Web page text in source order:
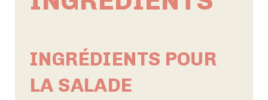
INGRÉDIENTS POUR
LA SALADE